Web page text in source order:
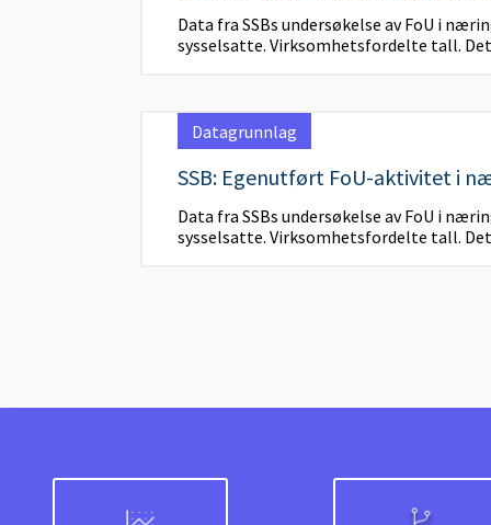
Data fra SSBs undersøkelse av FoU i
sysselsatte. Virksomhetsfordelte tall.
Datagrunnlag
SSB: Egenutført FoU-aktivitet i
Data fra SSBs undersøkelse av FoU i
sysselsatte. Virksomhetsfordelte tall.